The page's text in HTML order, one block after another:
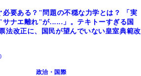
要ある？"問題の不穏な力学とは？ 「実
サナエ離れ"が......」。テキトーすぎる国
法改正に、国民が望んでいない皇室典範改
政治・国際